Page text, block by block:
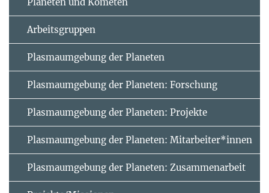
Arbeitsgruppen
Plasmaumgebung der Planeten
Plasmaumgebung der Planeten: Forschung
Plasmaumgebung der Planeten: Projekte
Plasmaumgebung der Planeten: Mitarbeiter*innen
Plasmaumgebung der Planeten: Zusammenarbeit